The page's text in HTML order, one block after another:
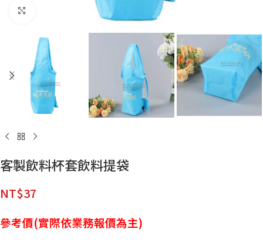
客製飲料杯套飲料提袋
NT$37
參考價(實際依業務報價為主)